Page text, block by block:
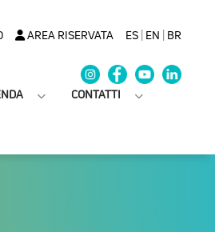
AREA RISERVATA ES| EN | BR
CONTATTI